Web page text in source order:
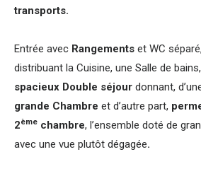
transports.
Entrée avec Rangements et WC
distribuant la Cuisine, une Salle de
spacieux Double séjour donnant,
grande Chambre et d’autre part,
2ème chambre, l’ensemble doté de
avec une vue plutôt dégagée.